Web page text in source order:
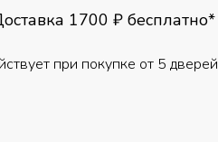
1700 ₽ бесплатно*
при покупке от 5 дверей